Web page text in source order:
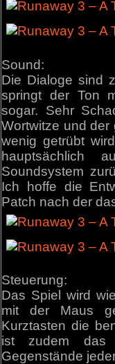
Sound:
Die Dialoge sind
springt der Ton
sogar. Sehr
Wortwitze und
wenig getrübt
hauptsächlich
Soundsystem
Ich hoffe die
Patch nach der
Steuerung:
Das Spiel wird
mit der Maus
Kurztasten die
ist zudem das
Gegenstände